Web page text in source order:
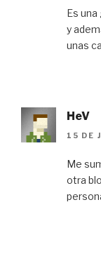
Es
y
unas
HeV
15 DE
Me
otra